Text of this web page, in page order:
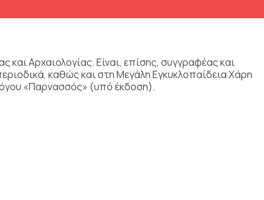
Αρχαιολογίας. Είναι, επίσης, συγγραφέας και
καθώς και στη Μεγάλη Εγκυκλοπαίδεια Χάρη
«Παρνασσός» (υπό έκδοση).